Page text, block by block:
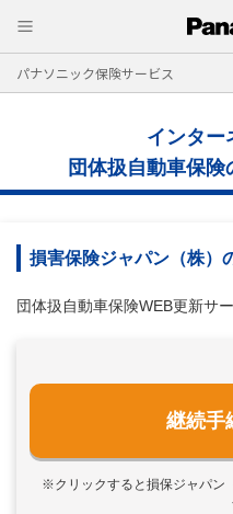
パナソニック保険サービス
インター
団体扱自動車保
損害保険ジャパン（株）
団体扱自動車保険WEB更新サ
継続手
※クリックすると損保ジャパン